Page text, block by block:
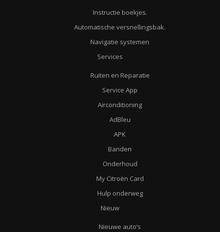
Instructie boekjes.
Automatische versnellingsbak.
Navigatie systemen
Services
Ruiten en Reparatie
Service App
Airconditioning
AdBleu
APK
Banden
Onderhoud
My Citroën Card
Hulp onderweg
Nieuw
Nieuwe auto’s